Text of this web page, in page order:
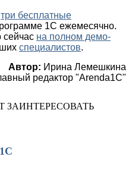
три бесплатные
1С ежемесячно.
на полном демо-
специалистов.
Автор: Ирина Лемешкина
редактор "Arenda1C"
ЗАИНТЕРЕСОВАТЬ